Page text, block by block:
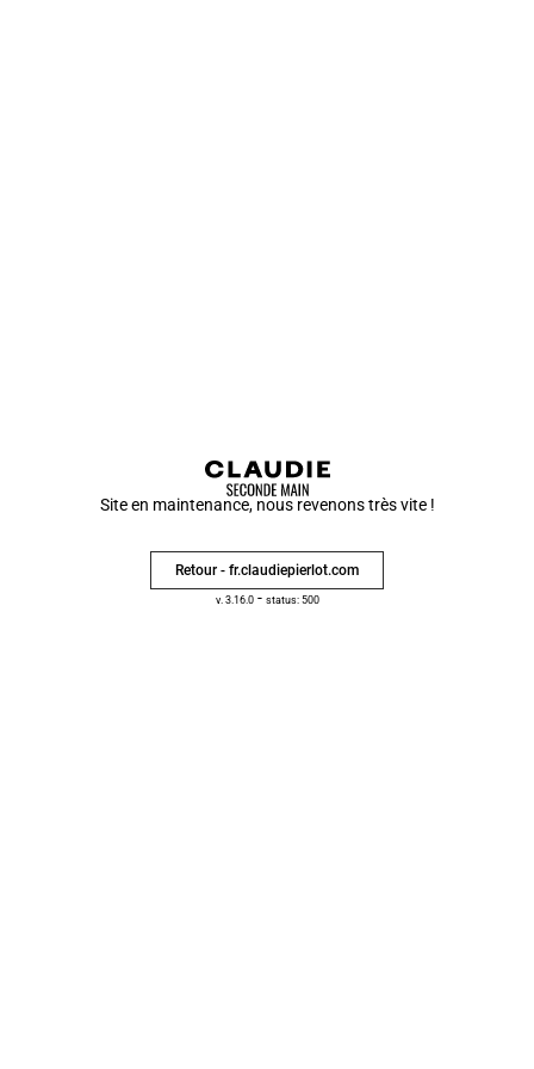
Site en maintenance, nous revenons très vite !
Retour - fr.claudiepierlot.com
v. 3.16.0- status: 500